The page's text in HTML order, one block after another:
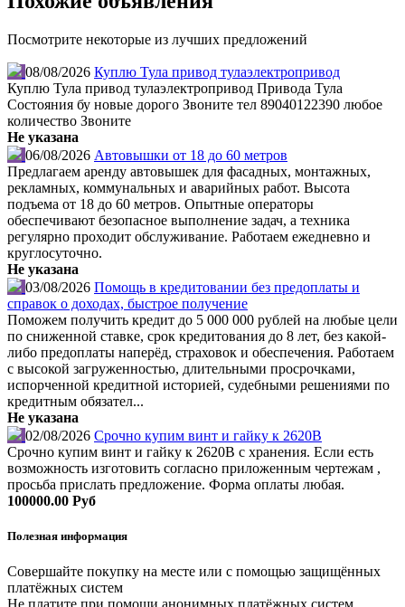
Посмотрите некоторые из лучших предложений
08/08/2026 Куплю Тула привод тулаэлектропривод
Куплю Тула привод тулаэлектропривод Привода Тула
Состояния бу новые дорого Звоните тел 89040122390 любое
количество Звоните
Не указана
06/08/2026 Автовышки от 18 до 60 метров
Предлагаем аренду автовышек для фасадных, монтажных,
рекламных, коммунальных и аварийных работ. Высота
подъема от 18 до 60 метров. Опытные операторы
обеспечивают безопасное выполнение задач, а техника
регулярно проходит обслуживание. Работаем ежедневно и
круглосуточно.
Не указана
03/08/2026 Помощь в кредитовании без предоплаты и
справок о доходах, быстрое получение
Поможем получить кредит до 5 000 000 рублей на любые цели
по сниженной ставке, срок кредитования до 8 лет, без какой-
либо предоплаты наперёд, страховок и обеспечения. Работаем
с высокой загруженностью, длительными просрочками,
испорченной кредитной историей, судебными решениями по
кредитным обязател...
Не указана
02/08/2026 Срочно купим винт и гайку к 2620В
Срочно купим винт и гайку к 2620В с хранения. Если есть
возможность изготовить согласно приложенным чертежам ,
просьба прислать предложение. Форма оплаты любая.
100000.00 Руб
Полезная информация
Совершайте покупку на месте или с помощью защищённых
платёжных систем